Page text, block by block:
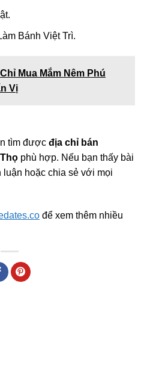
Bánh Việt Trì.
Mua Mắm Nêm Phú
Vị
tìm được địa chỉ bán
phù hợp. Nếu bạn thấy bài
hoặc chia sẻ với mọi
để xem thêm nhiều